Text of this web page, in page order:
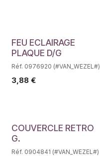
Déstockage
FEU ECLAIRAGE
PLAQUE D/G
Réf. 0976920 (#VAN_WEZEL#)
3,88 €
Déstockage
COUVERCLE RETRO
G.
Réf. 0904841 (#VAN_WEZEL#)